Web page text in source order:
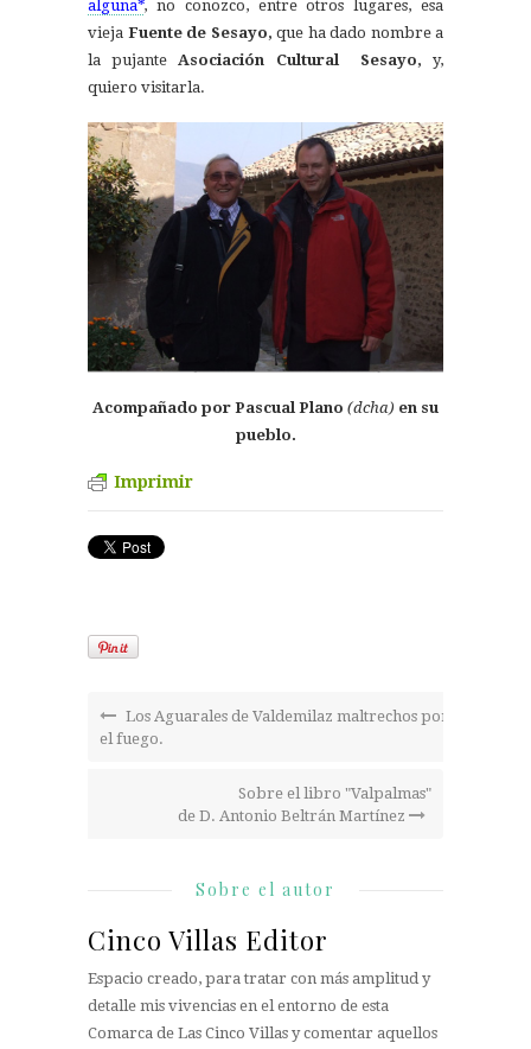
alguna*, no conozco, entre otros lugares, esa
vieja Fuente de Sesayo, que ha dado nombre a
la pujante Asociación Cultural Sesayo,y,
quiero visitarla.
Acompañado por Pascual Plano (dcha) en su
pueblo.
Imprimir
Los Aguarales de Valdemilaz maltrechos por
el fuego.
Sobre el libro "Valpalmas"
de D. Antonio Beltrán Martínez
Sobre el autor
Cinco Villas Editor
Espacio creado, para tratar con más amplitud y
detalle mis vivencias en el entorno de esta
Comarca de Las Cinco Villas y comentar aquellos